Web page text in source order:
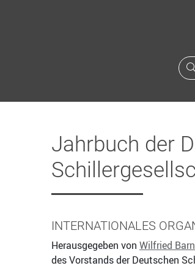
Jahrbuch der
INTERNATIONALES
Herausgegeben von Wilfried
des Vorstands der Deutschen